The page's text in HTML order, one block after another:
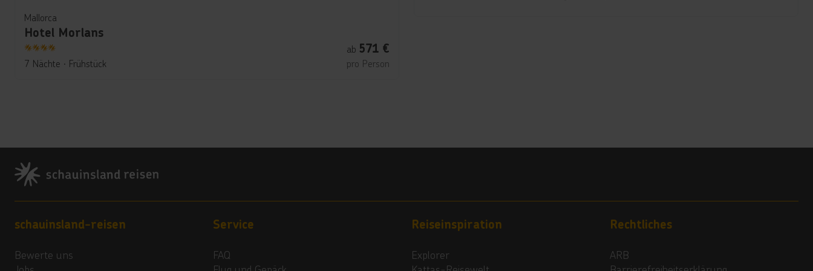
Mallorca
Hotel Morlans
4
7 Nächte ∙ Frühstück
ab 571 €
pro Person
Footer
Footer navigation
schauinsland-reisen
Bewerte uns
Service
FAQ
Reiseinspiration
Explorer
Rechtliches
ARB